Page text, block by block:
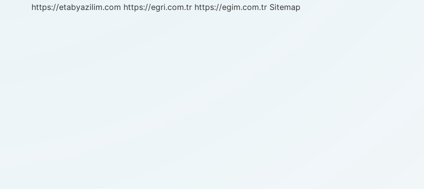
https://etabyazilim.com https://egri.com.tr https://egim.com.tr Sitemap